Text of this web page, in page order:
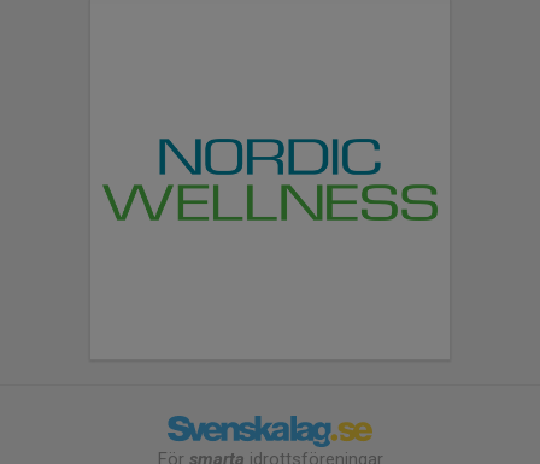
För smarta idrottsföreningar